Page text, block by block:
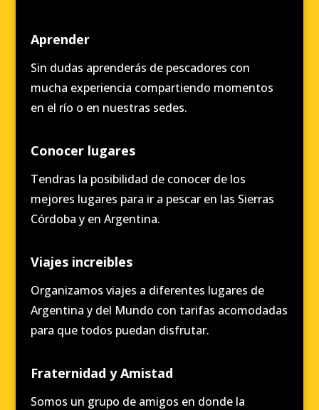
Aprender
Sin dudas aprenderás de pescadores con
mucha experiencia compartiendo momentos
en el río o en nuestras sedes.
Conocer lugares
Tendras la posibilidad de conocer de los
mejores lugares para ir a pescar en las Sierras
Córdoba y en Argentina.
Viajes increibles
Organizamos viajes a diferentes lugares de
Argentina y del Mundo con tarifas acomodadas
para que todos puedan disfrutar.
Fraternidad y Amistad
Somos un grupo de amigos en donde la